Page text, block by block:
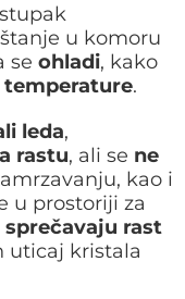
u komoru
se ohladi, kako
temperature.
leda,
rastu, ali se ne
kao i
u prostoriji za
sprečavaju rast
uticaj kristala